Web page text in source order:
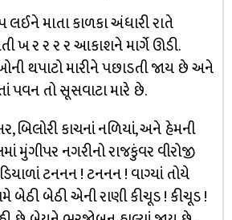
માતા કાળકા અંધારી રાતે
ખ ર ર ર ર આકાશને માર્ગે ઊડી.
થપાટો મારીને પછાડતી જાય છે અને
પવન તો સૂસવાટા મારે છે.
કાચનાં નળિયાં, અને હેમની
મુંગીપર નગરીનો રાજકુંવર વીરોજી
ટનનન ! ટનનન ! વાગ્યાં તોયે
બેઠી એની રાણી કીચૂડ ! કીચૂડ !